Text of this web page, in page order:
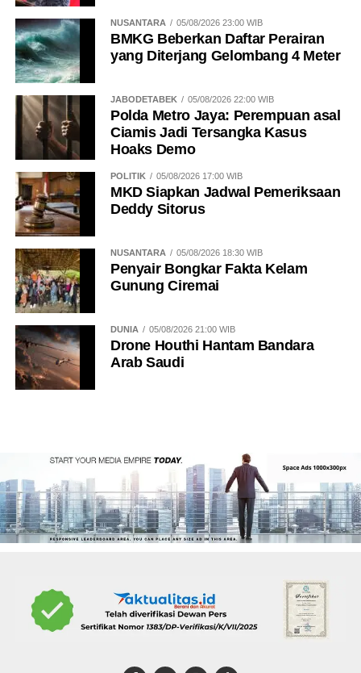
NUSANTARA 05/08/2026 23:00 WIB
BMKG Beberkan Daftar Perairan
yang Diterjang Gelombang 4 Meter
JABODETABEK 05/08/2026 22:00 WIB
Polda Metro Jaya: Perempuan asal
Ciamis Jadi Tersangka Kasus
Hoaks Demo
POLITIK 05/08/2026 17:00 WIB
MKD Siapkan Jadwal Pemeriksaan
Deddy Sitorus
NUSANTARA 05/08/2026 18:30 WIB
Penyair Bongkar Fakta Kelam
Gunung Ciremai
DUNIA 05/08/2026 21:00 WIB
Drone Houthi Hantam Bandara
Arab Saudi